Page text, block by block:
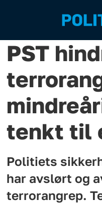
PST
tenkt til
Politiets
har avslørt og
terrorangrep.